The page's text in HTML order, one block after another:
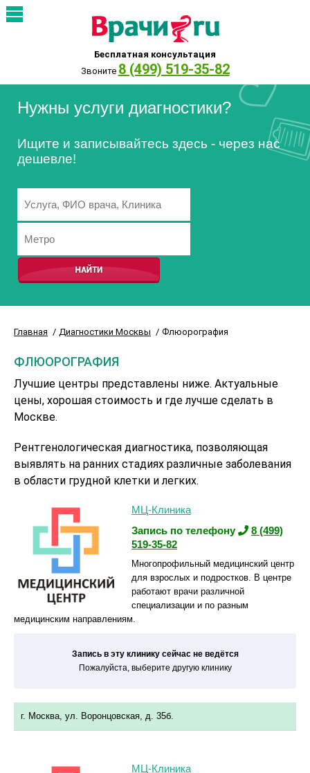
Бесплатная консультация
Звоните 8 (499) 519-35-82
Нужны услуги диагностики?
Ищите и записывайтесь здесь - через нас
дешевле!
Главная Диагностики Москвы Флюорография
ФЛЮОРОГРАФИЯ
Лучшие центры представлены ниже. Актуальные
цены, хорошая стоимость и где лучше сделать в
Москве.
Рентгенологическая диагностика, позволяющая
выявлять на ранних стадиях различные заболевания
в области грудной клетки и легких.
МЦ-Клиника
Запись по телефону
8 (499)
519-35-82
Многопрофильный медицинский центр
для взрослых и подростков. В центре
работают врачи различной
специализации и по разным
медицинским направлениям.
Запись в эту клинику сейчас не ведётся
Пожалуйста, выберите другую клинику
г. Москва, ул. Воронцовская, д. 35б.
МЦ-Клиника